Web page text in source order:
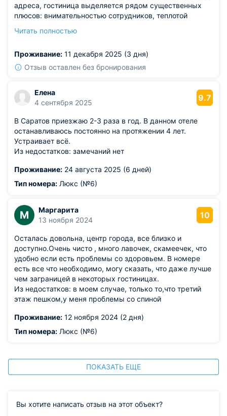
адреса, гостиница выделяется рядом существенных
плюсов: внимательностью сотрудников, теплотой
отдыха и качественной мебелью для сна. Неприятных
Читать полностью
Проживание: 11 декабря 2025 (3 дня)
Отзыв оставлен без бронирования
Елена
4 сентября 2025
9.7
В Саратов приезжаю 2-3 раза в год. В данном отеле
останавливаюсь постоянно на протяжении 4 лет.
Устраивает всё.
Из недостатков: замечаний нет
Проживание: 24 августа 2025 (6 дней)
Тип номера: Люкс (№6)
М
Маргарита
13 ноября 2024
10
Осталась довольна, центр города, все близко и
доступно.Очень чисто , много лавочек, скамеечек, что
удобно если есть проблемы со здоровьем. В номере
есть все что необходимо, могу сказать, что даже лучше
чем заграницей в некоторых гостиницах.
Из недостатков: в моем случае, только то,что третий
этаж пешком,у меня проблемы со спиной
Проживание: 12 ноября 2024 (2 дня)
Тип номера: Люкс (№6)
ПОКАЗАТЬ ЕЩЕ
Вы хотите написать отзыв на этот объект?